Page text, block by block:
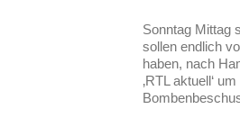
Sonntag Mittag
sollen endlich
haben, nach
‚RTL aktuell‘